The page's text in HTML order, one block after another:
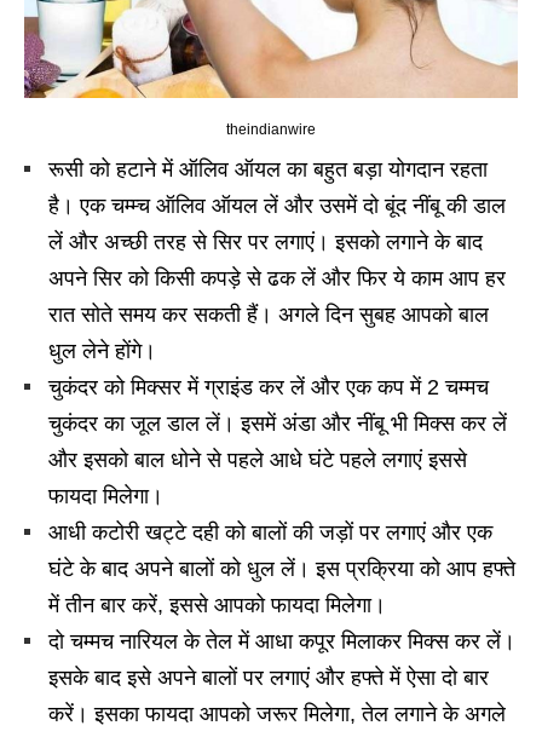
theindianwire
रूसी को हटाने में ऑलिव ऑयल का बहुत बड़ा योगदान रहता
है। एक चम्म्च ऑलिव ऑयल लें और उसमें दो बूंद नींबू की डाल
लें और अच्छी तरह से सिर पर लगाएं। इसको लगाने के बाद
अपने सिर को किसी कपड़े से ढक लें और फिर ये काम आप हर
रात सोते समय कर सकती हैं। अगले दिन सुबह आपको बाल
धुल लेने होंगे।
चुकंदर को मिक्सर में ग्राइंड कर लें और एक कप में 2 चम्मच
चुकंदर का जूल डाल लें। इसमें अंडा और नींबू भी मिक्स कर लें
और इसको बाल धोने से पहले आधे घंटे पहले लगाएं इससे
फायदा मिलेगा।
आधी कटोरी खट्टे दही को बालों की जड़ों पर लगाएं और एक
घंटे के बाद अपने बालों को धुल लें। इस प्रक्रिया को आप हफ्ते
में तीन बार करें, इससे आपको फायदा मिलेगा।
दो चम्मच नारियल के तेल में आधा कपूर मिलाकर मिक्स कर लें।
इसके बाद इसे अपने बालों पर लगाएं और हफ्ते में ऐसा दो बार
करें। इसका फायदा आपको जरूर मिलेगा, तेल लगाने के अगले